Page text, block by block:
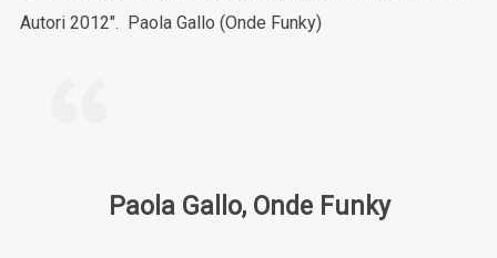
Autori 2012″. Paola Gallo (Onde Funky)
Paola Gallo, Onde Funky